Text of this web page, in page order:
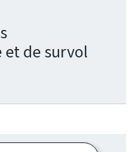
et de survol